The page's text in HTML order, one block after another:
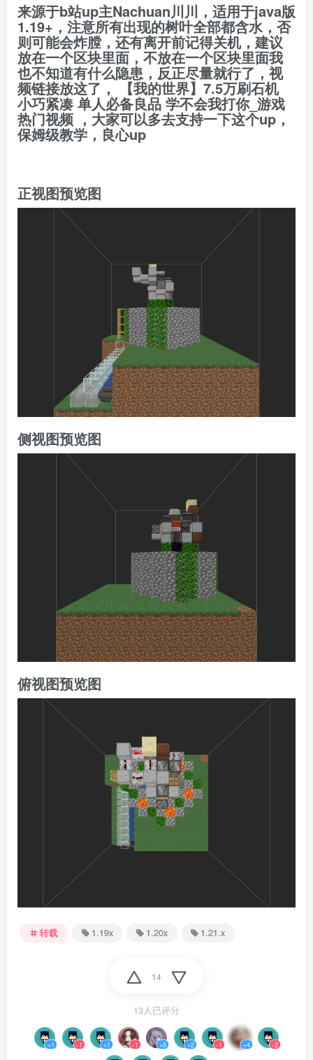
来源于b站up主Nachuan川川，适用于java版
1.19+，注意所有出现的树叶全部都含水，否
则可能会炸膛，还有离开前记得关机，建议
放在一个区块里面，不放在一个区块里面我
也不知道有什么隐患，反正尽量就行了，视
频链接放这了， 【我的世界】7.5万刷石机
小巧紧凑 单人必备良品 学不会我打你_游戏
热门视频 ，大家可以多去支持一下这个up，
保姆级教学，良心up
正视图预览图
侧视图预览图
俯视图预览图
转载 1.19x 1.20x 1.21.x
14
13人已评分
+1 -1 +1 -1 +5 +2 -1 +4 -2